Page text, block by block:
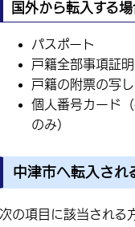
国外から転入する
パスポート
戸籍全部事項証
戸籍の附票の写し
個人番号カード
のみ）
中津市へ転入され
次の項目に該当される